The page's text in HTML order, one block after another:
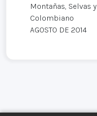
Montañas, Selvas
Colombiano
AGOSTO DE 2014